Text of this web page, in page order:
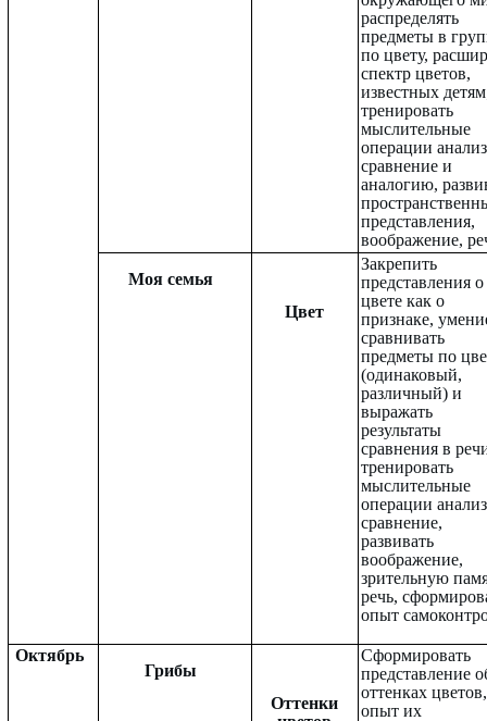
распределять
предметы в
по цвету,
спектр цветов,
известных
тренировать
мыслительные
операции
сравнение и
аналогию,
представления,
воображение,
Моя семья
Цвет
Закрепить
представления о
цвете как о
признаке,
сравнивать
предметы по
(одинаковый,
различный) и
выражать
результаты
сравнения в
тренировать
мыслительные
операции
сравнение,
развивать
воображение,
зрительную
речь,
опыт
Октябрь
Грибы
Оттенки
Сформировать
представление
оттенках цветов,
опыт их